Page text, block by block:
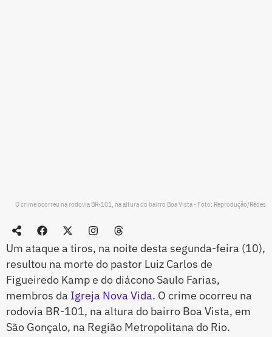
O crime ocorreu na rodovia BR-101, na altura do bairro Boa Vista - Foto: Reprodução/Redes
Um ataque a tiros, na noite desta segunda-feira (10),
resultou na morte do pastor Luiz Carlos de
Figueiredo Kamp e do diácono Saulo Farias,
membros da Igreja Nova Vida. O crime ocorreu na
rodovia BR-101, na altura do bairro Boa Vista, em
São Gonçalo, na Região Metropolitana do Rio.